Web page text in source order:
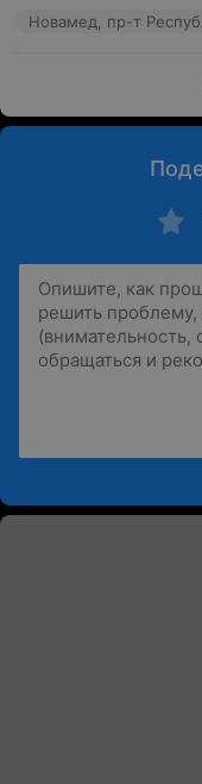
Новамед, пр-т